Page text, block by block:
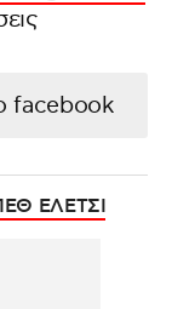
facebook
ΕΛΕΤΣΙ